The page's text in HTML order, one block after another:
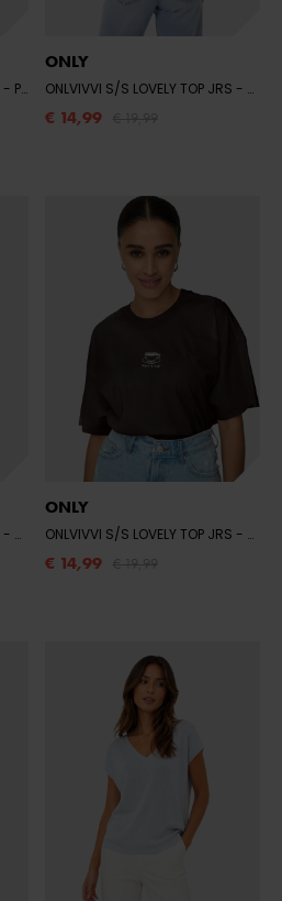
- PETIT FOUR/SARDINES
ONLY
ONLVIVVI S/S LOVELY TOP JRS - ZINFANDEL/THE SHOP
€ 14,99
- BRIGHT WHITE/ESPRESSO EXOTIC ROOTS
ONLY
ONLVIVVI S/S LOVELY TOP JRS - SEAL BROWN/COFFEE
€ 14,99